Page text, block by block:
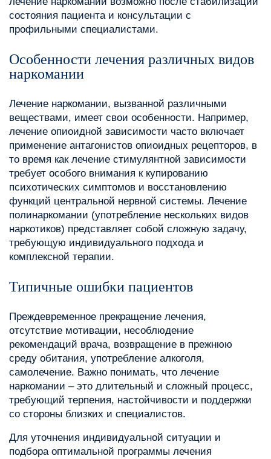
состояния пациента и консультации с
профильными специалистами.
Особенности лечения различных видов
наркомании
Лечение наркомании, вызванной различными
веществами, имеет свои особенности. Например,
лечение опиоидной зависимости часто включает
применение антагонистов опиоидных рецепторов, в
то время как лечение стимулянтной зависимости
требует особого внимания к купированию
психотических симптомов и восстановлению
функций центральной нервной системы. Лечение
полинаркомании (употребление нескольких видов
наркотиков) представляет собой сложную задачу,
требующую индивидуального подхода и
комплексной терапии.
Типичные ошибки пациентов
Преждевременное прекращение лечения,
отсутствие мотивации, несоблюдение
рекомендаций врача, возвращение в прежнюю
среду обитания, употребление алкоголя,
самолечение. Важно понимать, что лечение
наркомании – это длительный и сложный процесс,
требующий терпения, настойчивости и поддержки
со стороны близких и специалистов.
Для уточнения индивидуальной ситуации и
подбора оптимальной программы лечения